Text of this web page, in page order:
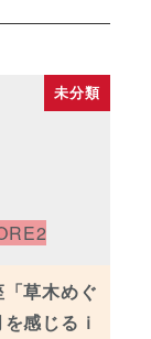
未分類
草木めぐ
感じるｉ